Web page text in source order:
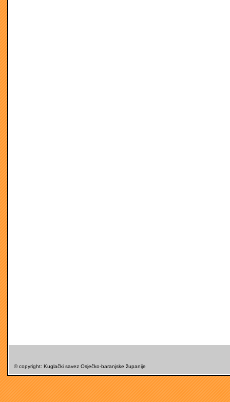
© copyright: Kuglački savez Osječko-baranjske županije